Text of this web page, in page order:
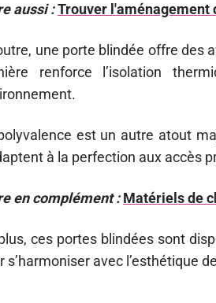
aussi :Trouver l'aménagement
une porte blindée offre des
renforce l’isolation
est un autre atout
à la perfection aux accès
en complément : Matériels de
ces portes blindées sont
s’harmoniser avec l’esthétique